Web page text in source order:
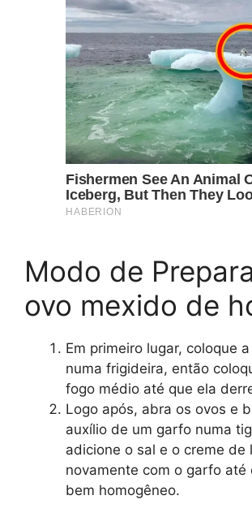
Modo de
ovo mexido de
Em primeiro lugar, coloque
numa frigideira, então
fogo médio até que ela
Logo após, abra os ovos e
auxílio de um garfo numa
adicione o sal e o creme de
novamente com o garfo até
bem homogêneo.